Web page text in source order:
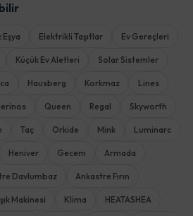
Eşya Elektrikli Taşıtlar Ev Gereçleri
Küçük Ev Aletleri Solar Sistemler
Hausberg Korkmaz Lines
Queen Regal Skyworth
Taç Orkide Mink Luminarc
Heniver Gecem Armada
Davlumbaz Ankastre Fırın
Makinesi Klima HEATASHEA